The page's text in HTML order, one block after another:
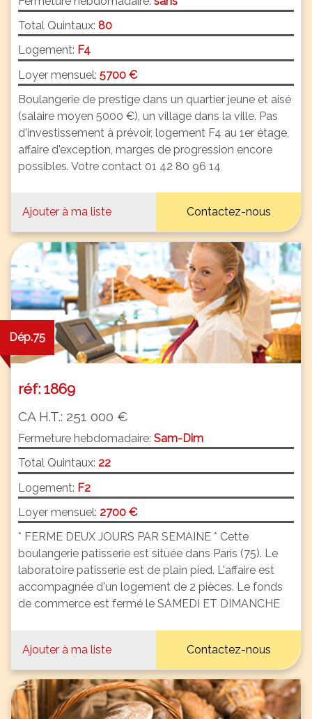
Total Quintaux: 80
Logement: F4
Loyer mensuel: 5700 €
Boulangerie de prestige dans un quartier jeune et aisé
(salaire moyen 5000 €), un village dans la ville. Pas
d'investissement à prévoir, logement F4 au 1er étage,
affaire d'exception, marges de progression encore
possibles. Votre contact 01 42 80 96 14
Ajouter à ma liste Contactez-nous
Dép.75
réf: 1869
CA H.T.: 251 000 €
Fermeture hebdomadaire: Sam-Dim
Total Quintaux: 22
Logement: F2
Loyer mensuel: 2700 €
* FERME DEUX JOURS PAR SEMAINE * Cette
boulangerie patisserie est située dans Paris (75). Le
laboratoire patisserie est de plain pied. L'affaire est
accompagnée d'un logement de 2 pièces. Le fonds
de commerce est fermé le SAMEDI ET DIMANCHE
Ajouter à ma liste Contactez-nous